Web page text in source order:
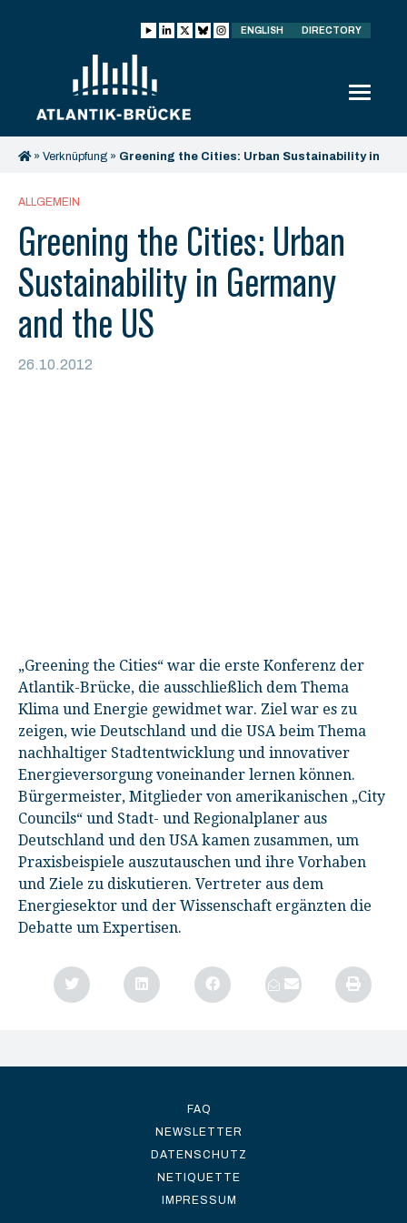
ENGLISH DIRECTORY
» Verknüpfung » Greening the Cities: Urban Sustainability in
ALLGEMEIN
Greening the Cities: Urban
Sustainability in Germany
and the US
26.10.2012
„Greening the Cities“ war die erste Konferenz der
Atlantik-Brücke, die ausschließlich dem Thema
Klima und Energie gewidmet war. Ziel war es zu
zeigen, wie Deutschland und die USA beim Thema
nachhaltiger Stadtentwicklung und innovativer
Energieversorgung voneinander lernen können.
Bürgermeister, Mitglieder von amerikanischen „City
Councils“ und Stadt- und Regionalplaner aus
Deutschland und den USA kamen zusammen, um
Praxisbeispiele auszutauschen und ihre Vorhaben
und Ziele zu diskutieren. Vertreter aus dem
Energiesektor und der Wissenschaft ergänzten die
Debatte um Expertisen.
FAQ
NEWSLETTER
DATENSCHUTZ
NETIQUETTE
IMPRESSUM